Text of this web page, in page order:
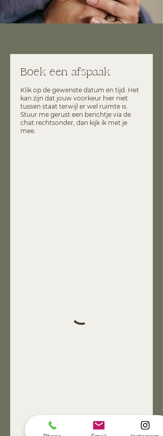
Boek een afspaak
Klik op de gewenste datum en tijd. Het
kan zijn dat jouw voorkeur hier niet
tussen staat terwijl er wel ruimte is.
Stuur me gerust een berichtje via de
chat rechtsonder, dan kijk ik met je
mee.